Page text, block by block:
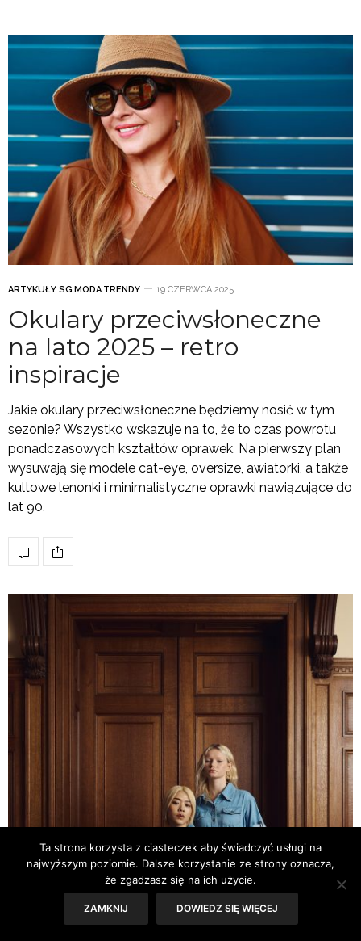
ARTYKUŁY SG,MODA,TRENDY 19 CZERWCA 2025
Okulary przeciwsłoneczne
na lato 2025 – retro
inspiracje
Jakie okulary przeciwsłoneczne będziemy nosić w tym
sezonie? Wszystko wskazuje na to, że to czas powrotu
ponadczasowych kształtów oprawek. Na pierwszy plan
wysuwają się modele cat-eye, oversize, awiatorki, a także
kultowe lenonki i minimalistyczne oprawki nawiązujące do
lat 90.
Ta strona korzysta z ciasteczek aby świadczyć usługi na
najwyższym poziomie. Dalsze korzystanie ze strony oznacza,
że zgadzasz się na ich użycie.
ZAMKNIJ DOWIEDZ SIĘ WIĘCEJ